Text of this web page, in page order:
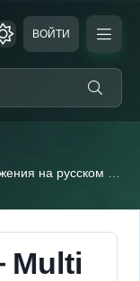
ВОЙТИ
на русском
Multi